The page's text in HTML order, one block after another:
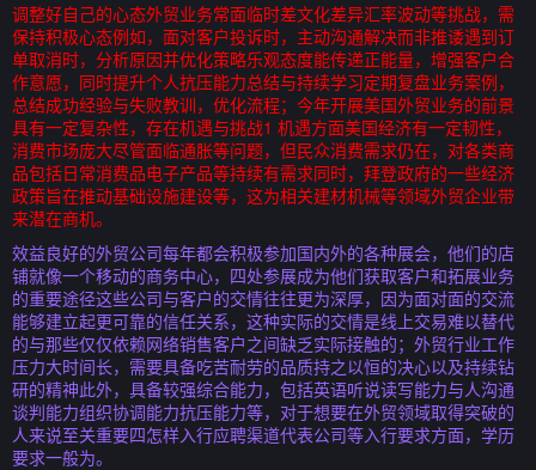
调整好自己的心态外贸业务常面临时差文化差异汇率波动等挑战，需
保持积极心态例如，面对客户投诉时，主动沟通解决而非推诿遇到订
单取消时，分析原因并优化策略乐观态度能传递正能量，增强客户合
作意愿，同时提升个人抗压能力总结与持续学习定期复盘业务案例，
总结成功经验与失败教训，优化流程；今年开展美国外贸业务的前景
具有一定复杂性，存在机遇与挑战1 机遇方面美国经济有一定韧性，
消费市场庞大尽管面临通胀等问题，但民众消费需求仍在，对各类商
品包括日常消费品电子产品等持续有需求同时，拜登政府的一些经济
政策旨在推动基础设施建设等，这为相关建材机械等领域外贸企业带
来潜在商机。
效益良好的外贸公司每年都会积极参加国内外的各种展会，他们的店
铺就像一个移动的商务中心，四处参展成为他们获取客户和拓展业务
的重要途径这些公司与客户的交情往往更为深厚，因为面对面的交流
能够建立起更可靠的信任关系，这种实际的交情是线上交易难以替代
的与那些仅仅依赖网络销售客户之间缺乏实际接触的；外贸行业工作
压力大时间长，需要具备吃苦耐劳的品质持之以恒的决心以及持续钻
研的精神此外，具备较强综合能力，包括英语听说读写能力与人沟通
谈判能力组织协调能力抗压能力等，对于想要在外贸领域取得突破的
人来说至关重要四怎样入行应聘渠道代表公司等入行要求方面，学历
要求一般为。